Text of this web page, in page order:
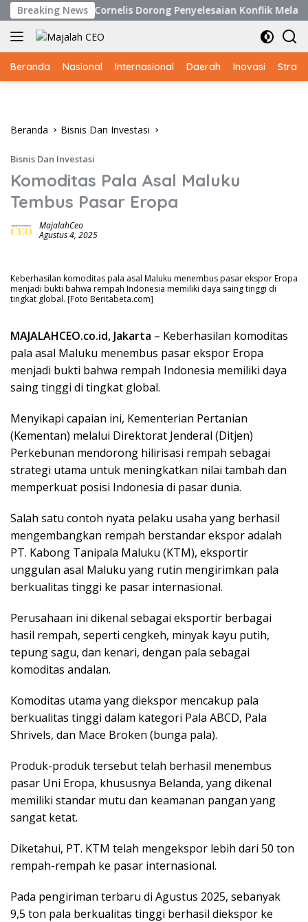
Langsung
ke
konten
Breaking News
Cornelis Dorong Penyelesaian Konflik Melalui Jalur
Beranda Nasional Internasional Daerah Inovasi
Beranda Bisnis Dan Investasi
Bisnis Dan Investasi
Komoditas Pala Asal Maluku
Tembus Pasar Eropa
MajalahCeo
Agustus 4, 2025
Keberhasilan komoditas pala asal Maluku menembus pasar ekspor Eropa
menjadi bukti bahwa rempah Indonesia memiliki daya saing tinggi di
tingkat global. [Foto Beritabeta.com]
MAJALAHCEO.co.id, Jakarta – Keberhasilan komoditas
pala asal Maluku menembus pasar ekspor Eropa
menjadi bukti bahwa rempah Indonesia memiliki daya
saing tinggi di tingkat global.
Menyikapi capaian ini, Kementerian Pertanian
(Kementan) melalui Direktorat Jenderal (Ditjen)
Perkebunan mendorong hilirisasi rempah sebagai
strategi utama untuk meningkatkan nilai tambah dan
memperkuat posisi Indonesia di pasar dunia.
Salah satu contoh nyata pelaku usaha yang berhasil
mengembangkan rempah berstandar ekspor adalah
PT. Kabong Tanipala Maluku (KTM), eksportir
unggulan asal Maluku yang rutin mengirimkan pala
berkualitas tinggi ke pasar internasional.
Perusahaan ini dikenal sebagai eksportir berbagai
hasil rempah, seperti cengkeh, minyak kayu putih,
tepung sagu, dan kenari, dengan pala sebagai
komoditas andalan.
Komoditas utama yang diekspor mencakup pala
berkualitas tinggi dalam kategori Pala ABCD, Pala
Shrivels, dan Mace Broken (bunga pala).
Produk-produk tersebut telah berhasil menembus
pasar Uni Eropa, khususnya Belanda, yang dikenal
memiliki standar mutu dan keamanan pangan yang
sangat ketat.
Diketahui, PT. KTM telah mengekspor lebih dari 50 ton
rempah-rempah ke pasar internasional.
Pada pengiriman terbaru di Agustus 2025, sebanyak
9,5 ton pala berkualitas tinggi berhasil diekspor ke